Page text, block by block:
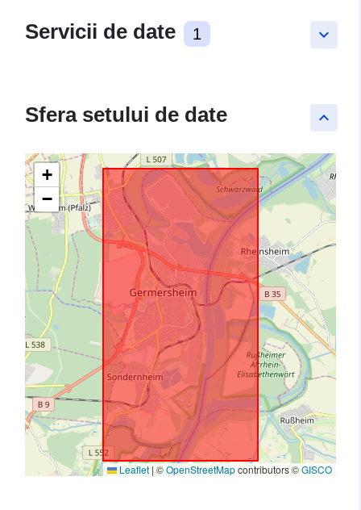
keyboard_arrow_down
Servicii de date 1
keyboard_arrow_up
Sfera setului de date
+
−
Leaflet | ©OpenStreetMapcontributors ©GISCO